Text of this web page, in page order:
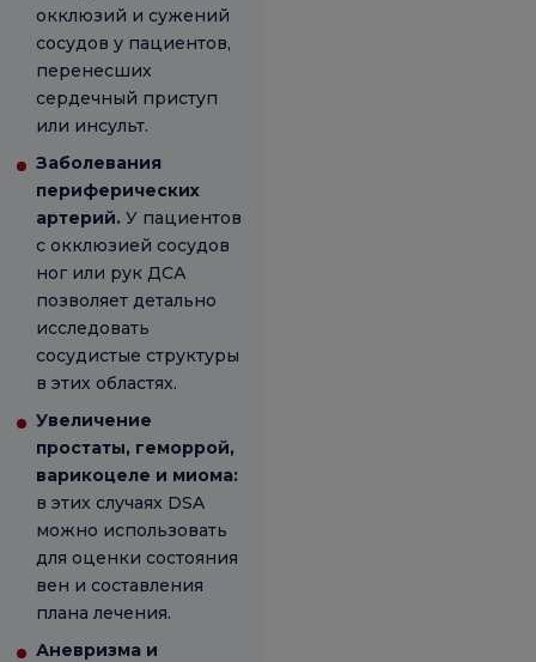
окклюзий и сужений
сосудов у пациентов,
перенесших
сердечный приступ
или инсульт.
Заболевания
периферических
артерий. У пациентов
с окклюзией сосудов
ног или рук ДСА
позволяет детально
исследовать
сосудистые структуры
в этих областях.
Увеличение
простаты, геморрой,
варикоцеле и миома:
в этих случаях DSA
можно использовать
для оценки состояния
вен и составления
плана лечения.
Аневризма и